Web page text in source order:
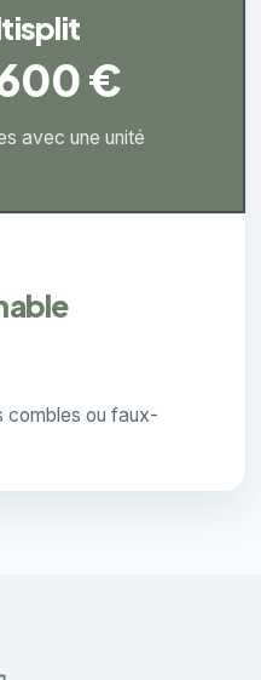
€
avec une unité
combles ou faux-